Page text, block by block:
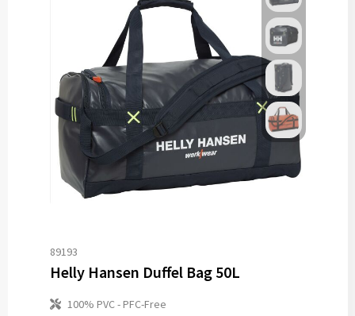
89193
Helly Hansen Duffel Bag 50L
100% PVC - PFC-Free